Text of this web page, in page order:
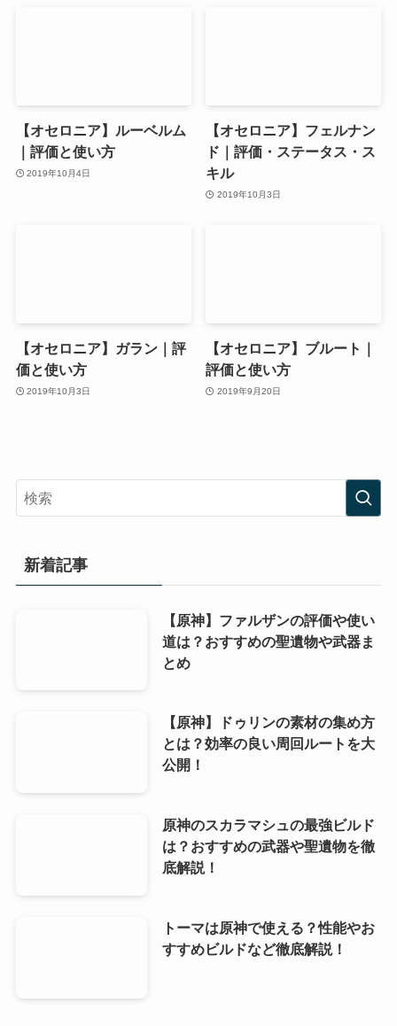
【オセロニア】ルーベルム
｜評価と使い方
2019年10月4日
【オセロニア】フェルナン
ド｜評価・ステータス・ス
キル
2019年10月3日
【オセロニア】ガラン｜評
価と使い方
2019年10月3日
【オセロニア】ブルート｜
評価と使い方
2019年9月20日
新着記事
【原神】ファルザンの評価や使い
道は？おすすめの聖遺物や武器ま
とめ
【原神】ドゥリンの素材の集め方
とは？効率の良い周回ルートを大
公開！
原神のスカラマシュの最強ビルド
は？おすすめの武器や聖遺物を徹
底解説！
トーマは原神で使える？性能やお
すすめビルドなど徹底解説！